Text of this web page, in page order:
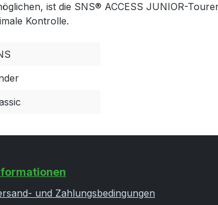
ist die SNS® ACCESS JUNIOR-
Kontrolle.
und Zahlungsbedingungen